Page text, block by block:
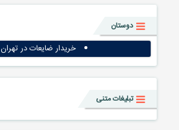
دوستان
خریدار ضایعات در تهران
تبلیغات متنی